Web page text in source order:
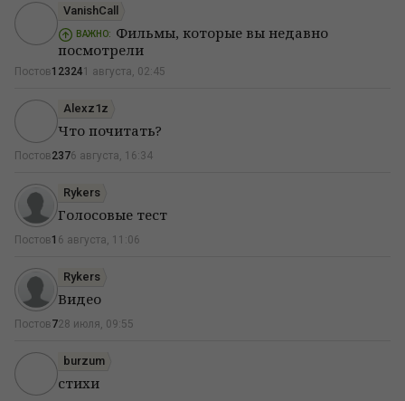
VanishCall
ВАЖНО:
Фильмы, которые вы недавно
посмотрели
Постов123241 августа, 02:45
Alexz1z
Что почитать?
Постов2376 августа, 16:34
Rykers
Голосовые тест
Постов1 6 августа, 11:06
Rykers
Видео
Постов728 июля, 09:55
burzum
стихи